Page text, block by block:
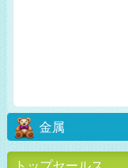
金属